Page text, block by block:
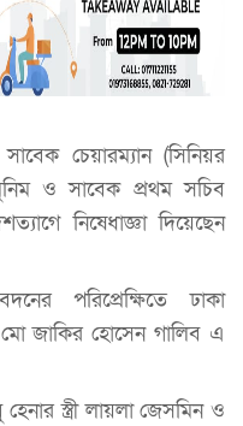
চেয়ারম্যান (সিনিয়র
ও সাবেক প্রথম সচিব
নিষেধাজ্ঞা দিয়েছেন
পরিপ্রেক্ষিতে ঢাকা
জাকির হোসেন গালিব এ
স্ত্রী লায়লা জেসমিন ও